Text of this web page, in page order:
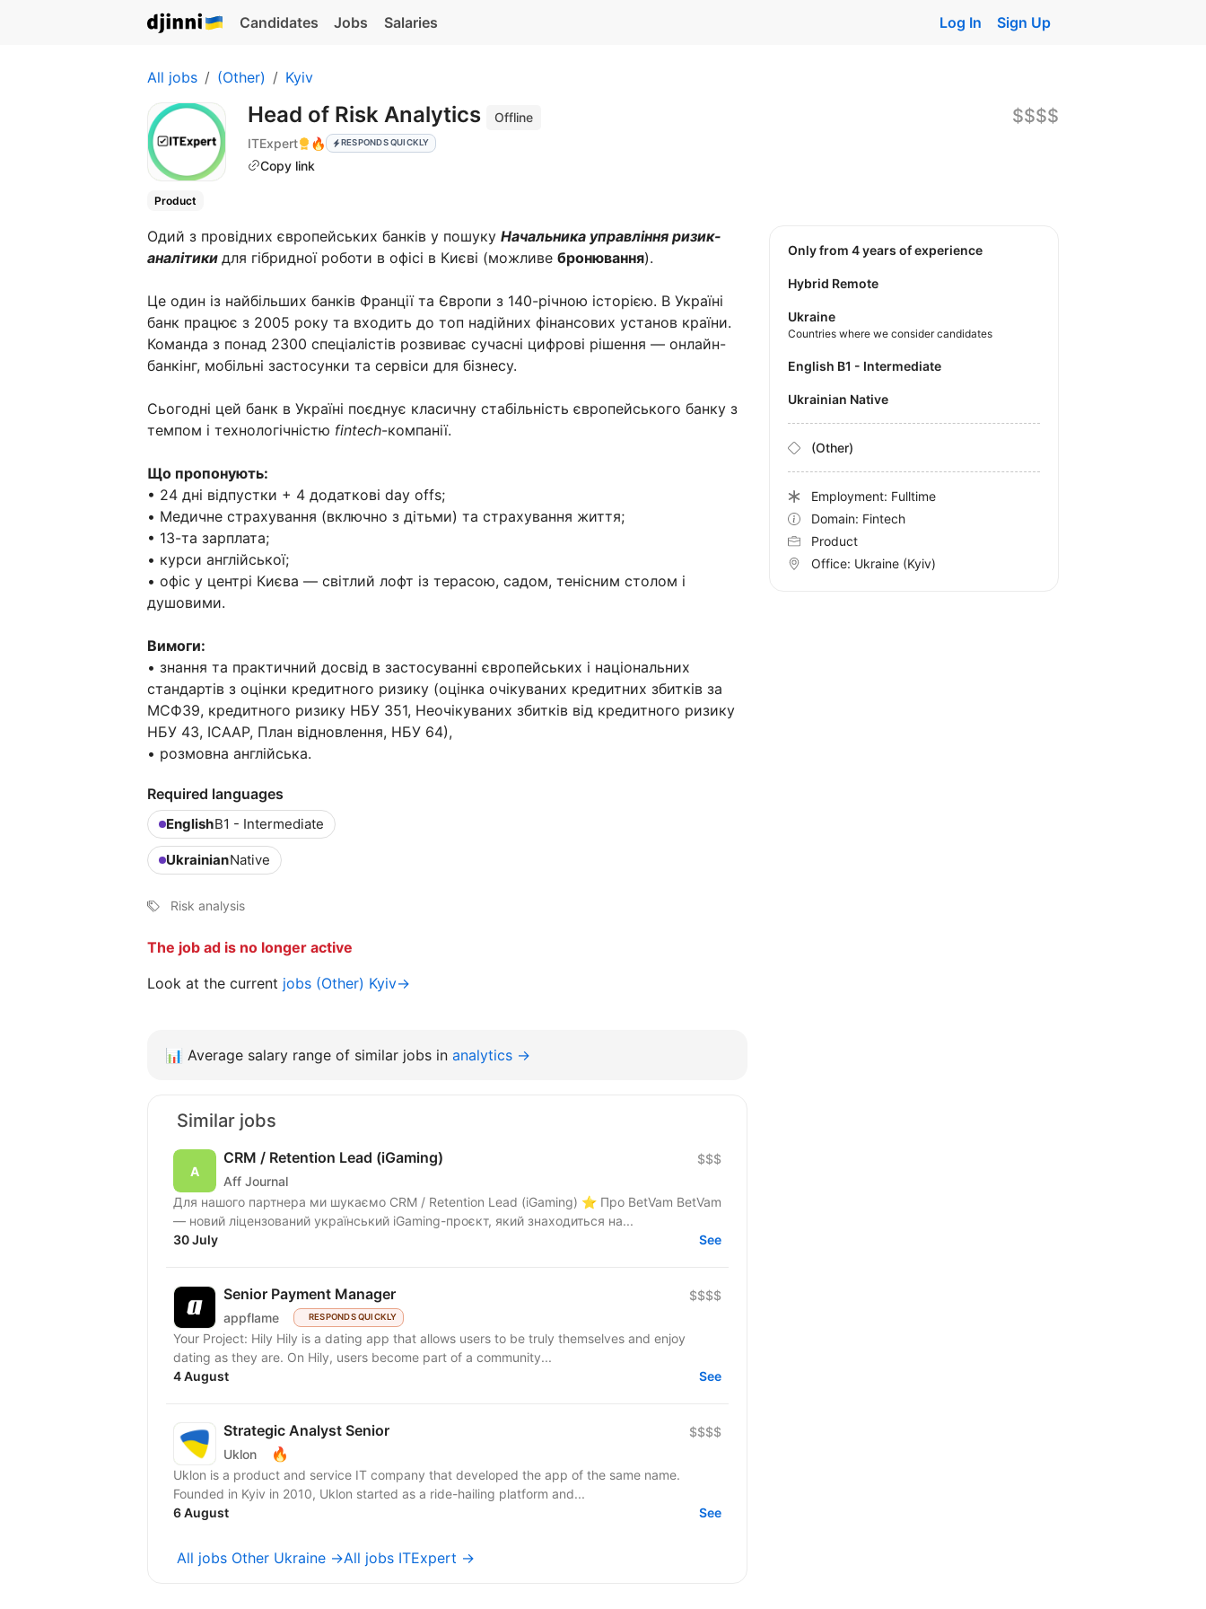
Candidates Jobs Salaries Log In Sign Up
All jobs (Other) Kyiv
Head of Risk Analytics
Offline
ITExpert
🔥 RESPONDS QUICKLY
Copy link
$$$$
Product
Одий з провідних європейських банків у пошуку Начальника управління ризик-
аналітики для гібридної роботи в офісі в Києві (можливе бронювання).
Це один із найбільших банків Франції та Європи з 140-річною історією. В Україні
банк працює з 2005 року та входить до топ надійних фінансових установ країни.
Команда з понад 2300 спеціалістів розвиває сучасні цифрові рішення — онлайн-
банкінг, мобільні застосунки та сервіси для бізнесу.
Сьогодні цей банк в Україні поєднує класичну стабільність європейського банку з
темпом і технологічністю fintech-компанії.
Що пропонують:
• 24 дні відпустки + 4 додаткові day offs;
• Медичне страхування (включно з дітьми) та страхування життя;
• 13-та зарплата;
• курси англійської;
• офіс у центрі Києва — світлий лофт із терасою, садом, тенісним столом і
душовими.
Вимоги:
• знання та практичний досвід в застосуванні європейських і національних
стандартів з оцінки кредитного ризику (оцінка очікуваних кредитних збитків за
МСФЗ9, кредитного ризику НБУ 351, Неочікуваних збитків від кредитного ризику
НБУ 43, ICAAP, План відновлення, НБУ 64),
• розмовна англійська.
Required languages
EnglishB1 - Intermediate
UkrainianNative
Risk analysis
The job ad is no longer active
Look at the current jobs (Other) Kyiv→
Only from 4 years of experience
Hybrid Remote
Ukraine
Countries where we consider candidates
English B1 - Intermediate
Ukrainian Native
(Other)
Employment: Fulltime
Domain: Fintech
Product
Office: Ukraine (Kyiv)
📊 Average salary range of similar jobs in analytics →
Similar jobs
CRM / Retention Lead (iGaming)
Aff Journal
$$$
Для нашого партнера ми шукаємо CRM / Retention Lead (iGaming) ⭐ Про BetVam BetVam
— новий ліцензований український iGaming-проєкт, який знаходиться на...
30 July
See
Senior Payment Manager
appflame RESPONDS QUICKLY
$$$$
Your Project: Hily Hily is a dating app that allows users to be truly themselves and enjoy
dating as they are. On Hily, users become part of a community...
4 August
See
Strategic Analyst Senior
Uklon 🔥
$$$$
Uklon is a product and service IT company that developed the app of the same name.
Founded in Kyiv in 2010, Uklon started as a ride-hailing platform and...
6 August
See
All jobs Other Ukraine →All jobs ITExpert →